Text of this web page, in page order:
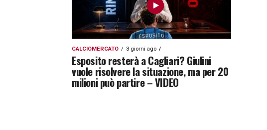
CALCIOMERCATO 3 giorni ago
Esposito resterà a Cagliari? Giulini
vuole risolvere la situazione, ma per 20
milioni può partire – VIDEO